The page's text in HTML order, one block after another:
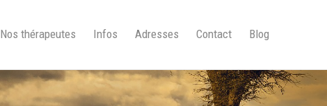
Nos thérapeutes Infos Adresses Contact Blog